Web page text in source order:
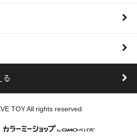
る
TOY All rights reserved.